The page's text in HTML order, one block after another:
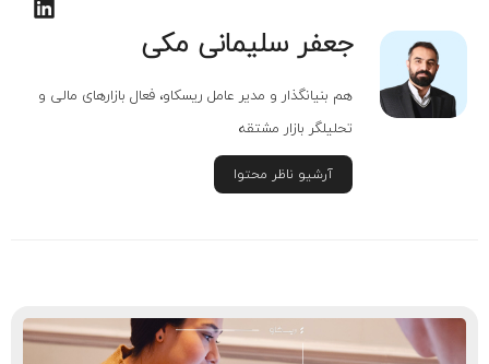
جعفر سلیمانی مکی
هم بنیانگذار و مدیر عامل ریسکاو، فعال بازارهای مالی و
تحلیلگر بازار مشتقه
آرشیو ناظر محتوا